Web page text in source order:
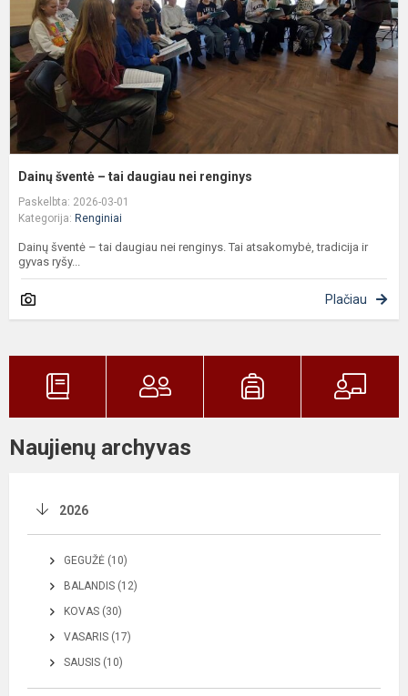
Dainų šventė – tai daugiau nei renginys
Paskelbta: 2026-03-01
Kategorija: Renginiai
Dainų šventė – tai daugiau nei renginys. Tai atsakomybė, tradicija ir
gyvas ryšy...
Plačiau
Naujienų archyvas
2026
GEGUŽĖ (10)
BALANDIS (12)
KOVAS (30)
VASARIS (17)
SAUSIS (10)